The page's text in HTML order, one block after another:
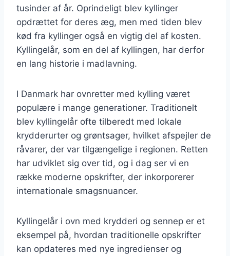
tusinder af år. Oprindeligt blev kyllinger
opdrættet for deres æg, men med tiden blev
kød fra kyllinger også en vigtig del af kosten.
Kyllingelår, som en del af kyllingen, har derfor
en lang historie i madlavning.
I Danmark har ovnretter med kylling været
populære i mange generationer. Traditionelt
blev kyllingelår ofte tilberedt med lokale
krydderurter og grøntsager, hvilket afspejler de
råvarer, der var tilgængelige i regionen. Retten
har udviklet sig over tid, og i dag ser vi en
række moderne opskrifter, der inkorporerer
internationale smagsnuancer.
Kyllingelår i ovn med krydderi og sennep er et
eksempel på, hvordan traditionelle opskrifter
kan opdateres med nye ingredienser og